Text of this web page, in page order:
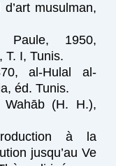
musulman,
1950,
T. I, Tunis.
al-Hulal al-
éd. Tunis.
(H. H.),
à la
jusqu’au Ve